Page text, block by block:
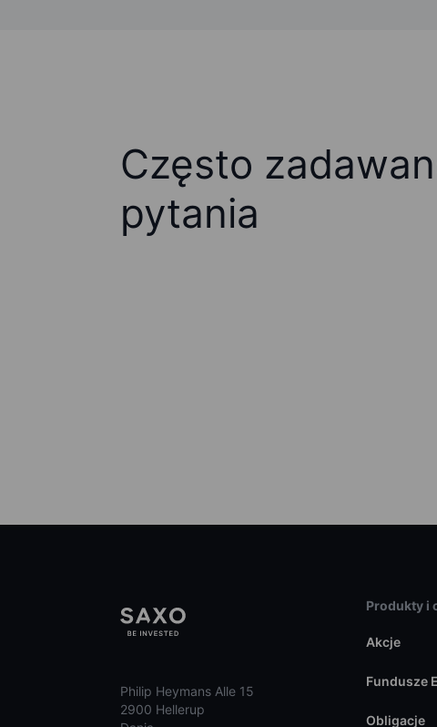
Często
pytania
Philip Heymans Alle 15
2900 Hellerup
Produkty i
Akcje
Fundusze
Obligacje